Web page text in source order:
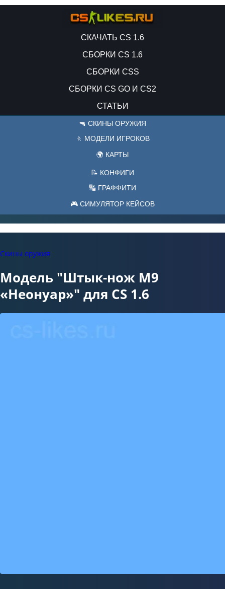
СКАЧАТЬ CS 1.6
СБОРКИ CS 1.6
СБОРКИ CSS
СБОРКИ CS GO И CS2
СТАТЬИ
🔫 СКИНЫ ОРУЖИЯ
🚶 МОДЕЛИ ИГРОКОВ
🌍 КАРТЫ
📝 КОНФИГИ
🔣 ГРАФФИТИ
🎮 СИМУЛЯТОР КЕЙСОВ
Скины оружия
Модель "Штык-нож M9
«Неонуар»" для CS 1.6